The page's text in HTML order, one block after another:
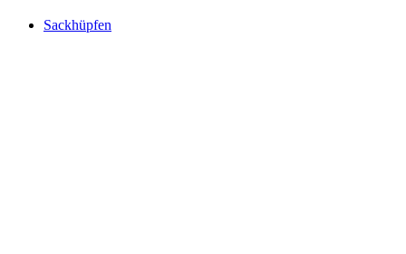
Sackhüpfen